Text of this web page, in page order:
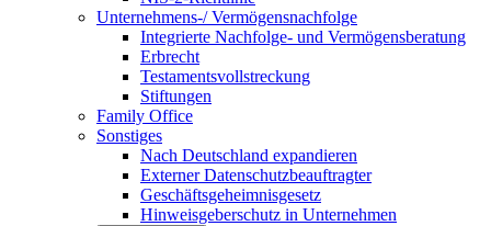
Unternehmens-/Vermögensnachfolge
Integrierte Nachfolge- und Vermögensberatung
Erbrecht
Testamentsvollstreckung
Stiftungen
Family Office
Sonstiges
Nach Deutschland expandieren
Externer Datenschutzbeauftragter
Geschäftsgeheimnisgesetz
Hinweisgeberschutz in Unternehmen